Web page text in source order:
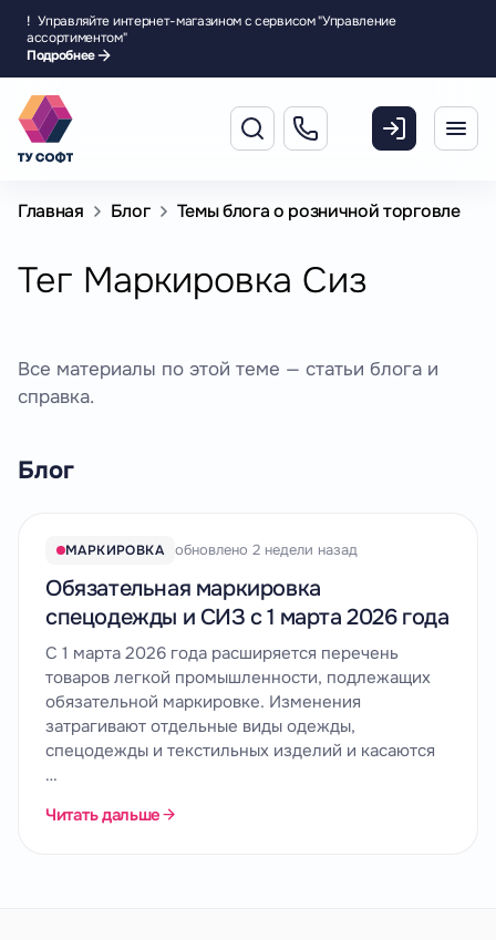
! Управляйте интернет-магазином с сервисом "Управление
ассортиментом"
Подробнее
Главная Блог Темы блога о розничной торговле
Тег Маркировка Сиз
Все материалы по этой теме — статьи блога и
справка.
Блог
МАРКИРОВКА обновлено 2 недели назад
Обязательная маркировка
спецодежды и СИЗ с 1 марта 2026 года
С 1 марта 2026 года расширяется перечень
товаров легкой промышленности, подлежащих
обязательной маркировке. Изменения
затрагивают отдельные виды одежды,
спецодежды и текстильных изделий и касаются
…
Читать дальше